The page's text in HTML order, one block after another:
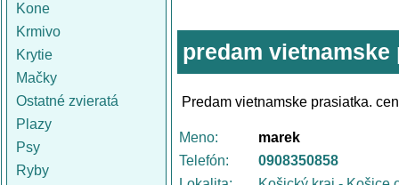
Kone
Krmivo
Krytie
Mačky
Ostatné zvieratá
Plazy
Psy
Ryby
predam vietnamske
Predam vietnamske prasiatka.
Meno:
marek
Telefón:
0908350858